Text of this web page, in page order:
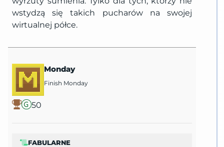
wstydzą się takich pucharów na swojej
wirtualnej półce.
50
Monday
Finish Monday
FABULARNE